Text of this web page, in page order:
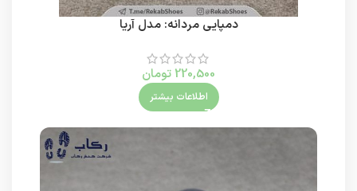
دمپایی مردانه: مدل آریا
220,500 تومان
اطلاعات بیشتر